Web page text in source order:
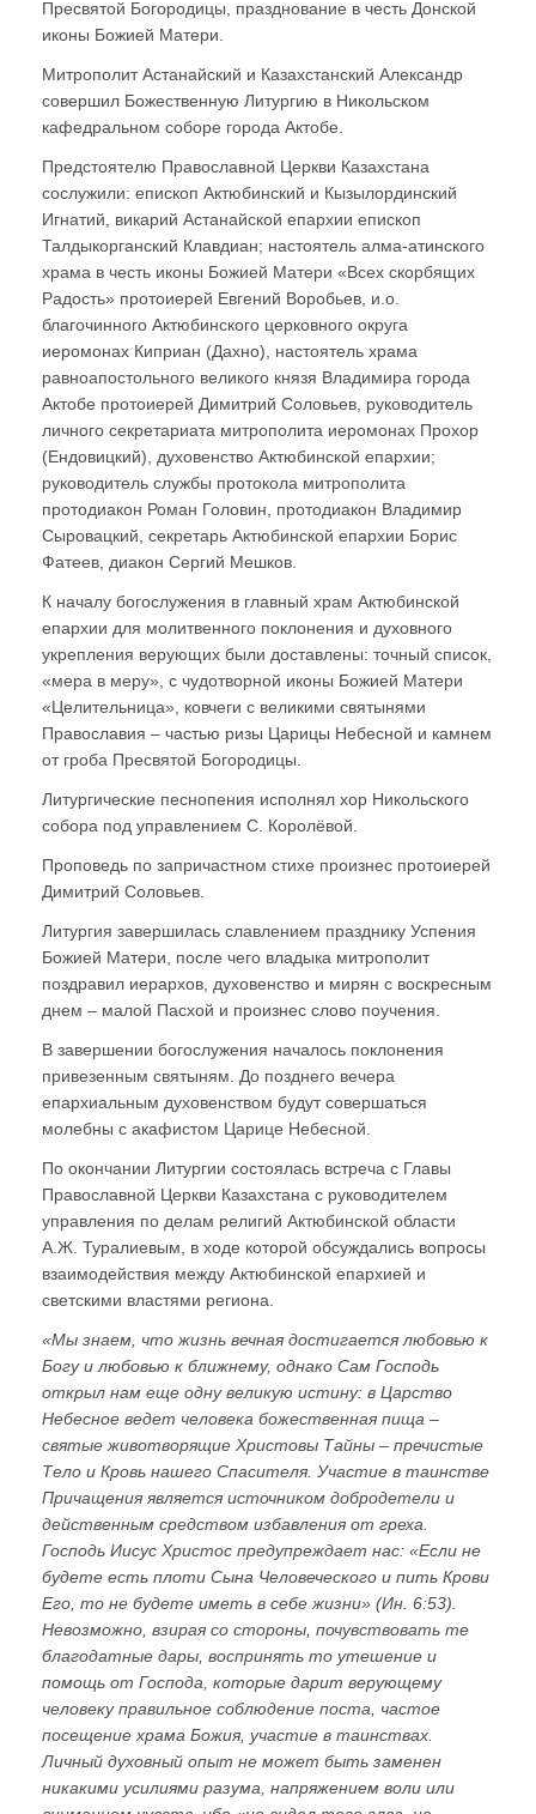
Пресвятой Богородицы, празднование в честь Донской
иконы Божией Матери.
Митрополит Астанайский и Казахстанский Александр
совершил Божественную Литургию в Никольском
кафедральном соборе города Актобе.
Предстоятелю Православной Церкви Казахстана
сослужили: епископ Актюбинский и Кызылординский
Игнатий, викарий Астанайской епархии епископ
Талдыкорганский Клавдиан; настоятель алма-атинского
храма в честь иконы Божией Матери «Всех скорбящих
Радость» протоиерей Евгений Воробьев, и.о.
благочинного Актюбинского церковного округа
иеромонах Киприан (Дахно), настоятель храма
равноапостольного великого князя Владимира города
Актобе протоиерей Димитрий Соловьев, руководитель
личного секретариата митрополита иеромонах Прохор
(Ендовицкий), духовенство Актюбинской епархии;
руководитель службы протокола митрополита
протодиакон Роман Головин, протодиакон Владимир
Сыровацкий, секретарь Актюбинской епархии Борис
Фатеев, диакон Сергий Мешков.
К началу богослужения в главный храм Актюбинской
епархии для молитвенного поклонения и духовного
укрепления верующих были доставлены: точный список,
«мера в меру», с чудотворной иконы Божией Матери
«Целительница», ковчеги с великими святынями
Православия – частью ризы Царицы Небесной и камнем
от гроба Пресвятой Богородицы.
Литургические песнопения исполнял хор Никольского
собора под управлением С. Королёвой.
Проповедь по запричастном стихе произнес протоиерей
Димитрий Соловьев.
Литургия завершилась славлением празднику Успения
Божией Матери, после чего владыка митрополит
поздравил иерархов, духовенство и мирян с воскресным
днем – малой Пасхой и произнес слово поучения.
В завершении богослужения началось поклонения
привезенным святыням. До позднего вечера
епархиальным духовенством будут совершаться
молебны с акафистом Царице Небесной.
По окончании Литургии состоялась встреча с Главы
Православной Церкви Казахстана с руководителем
управления по делам религий Актюбинской области
А.Ж. Туралиевым, в ходе которой обсуждались вопросы
взаимодействия между Актюбинской епархией и
светскими властями региона.
«Мы знаем, что жизнь вечная достигается любовью к
Богу и любовью к ближнему, однако Сам Господь
открыл нам еще одну великую истину: в Царство
Небесное ведет человека божественная пища –
святые животворящие Христовы Тайны – пречистые
Тело и Кровь нашего Спасителя. Участие в таинстве
Причащения является источником добродетели и
действенным средством избавления от греха.
Господь Иисус Христос предупреждает нас: «Если не
будете есть плоти Сына Человеческого и пить Крови
Его, то не будете иметь в себе жизни» (Ин. 6:53).
Невозможно, взирая со стороны, почувствовать те
благодатные дары, воспринять то утешение и
помощь от Господа, которые дарит верующему
человеку правильное соблюдение поста, частое
посещение храма Божия, участие в таинствах.
Личный духовный опыт не может быть заменен
никакими усилиями разума, напряжением воли или